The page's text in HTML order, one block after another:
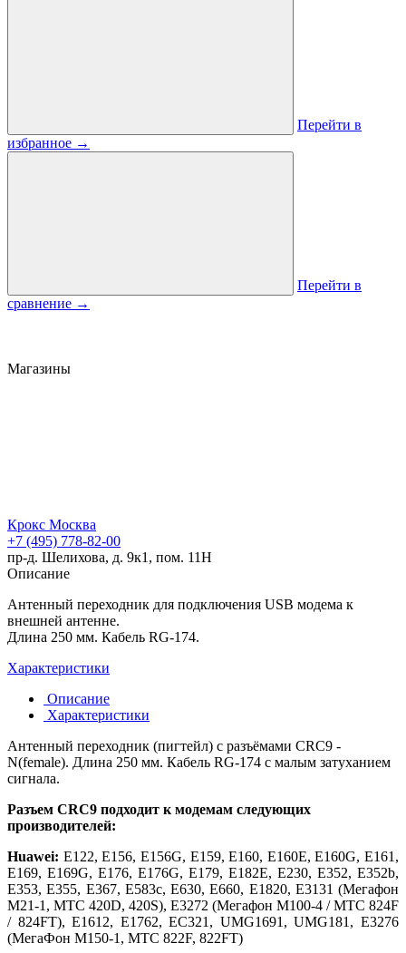
Перейти в
избранное →
Перейти в
сравнение →
Магазины
Крокс Москва
+7 (495) 778-82-00
пр-д. Шелихова, д. 9к1, пом. 11Н
Описание
Антенный переходник для подключения USB модема к
внешней антенне.
Длина 250 мм. Кабель RG-174.
Характеристики
Описание
Характеристики
Антенный переходник (пигтейл) с разъёмами CRC9 -
N(female). Длина 250 мм. Кабель RG-174 с малым затуханием
сигнала.
Разъем CRC9 подходит к модемам следующих
производителей:
Huawei: E122,E156, E156G, E159,E160, E160E,E160G, E161,
E169, E169G, E176, E176G, E179, E182E, E230, E352, E352b,
E353,E355, E367, E583c, E630,E660, E1820, E3131 (Мегафон
М21-1, МТС 420D, 420S), E3272 (Мегафон M100-4 / МТС 824F
/ 824FT),E1612, E1762,EC321, UMG1691,UMG181,E3276
(МегаФон М150-1, МТС 822F, 822FT)